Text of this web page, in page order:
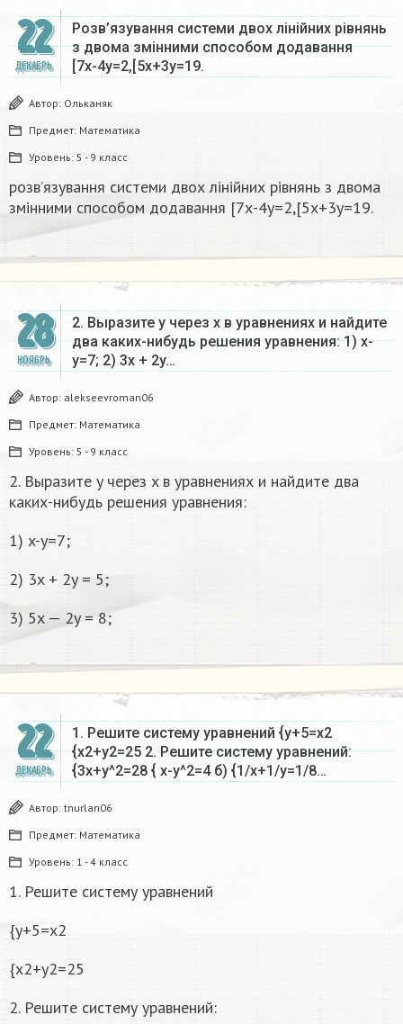
22
ДЕКАБРЬ
Розв’язування системи двох лінійних рівнянь
з двома змінними способом додавання
[7х-4у=2,[5х+3у=19.​
Автор: Ольканяк
Предмет: Математика
Уровень: 5 - 9 класс
розв’язування системи двох лінійних рівнянь з двома
змінними способом додавання [7х-4у=2,[5х+3у=19.​
28
НОЯБРЬ
2. Выразите y через x в уравнениях и найдите
два каких-нибудь решения уравнения: 1) x-
y=7; 2) 3x + 2y…
Автор: alekseevroman06
Предмет: Математика
Уровень: 5 - 9 класс
2. Выразите y через x в уравнениях и найдите два
каких-нибудь решения уравнения:
1) x-y=7;
2) 3x + 2y = 5;
3) 5x — 2y = 8;​
22
ДЕКАБРЬ
1. Решите систему уравнений {y+5=x2
{x2+y2=25 2. Решите систему уравнений:
{3x+y^2=28 { x-y^2=4 б) {1/x+1/y=1/8…
Автор: tnurlan06
Предмет: Математика
Уровень: 1 - 4 класс
1. Решите систему уравнений
{y+5=x2
{x2+y2=25
2. Решите систему уравнений: